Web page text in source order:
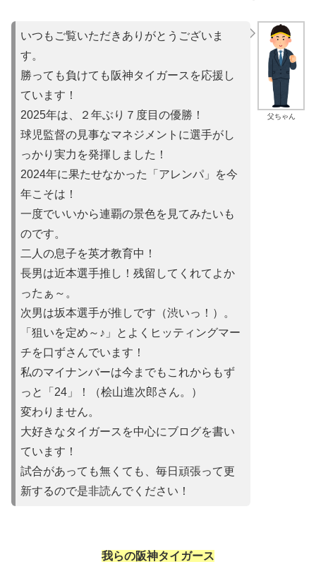
父ちゃん
いつもご覧いただきありがとうございま
す。
勝っても負けても阪神タイガースを応援し
ています！
2025年は、２年ぶり７度目の優勝！
球児監督の見事なマネジメントに選手がし
っかり実力を発揮しました！
2024年に果たせなかった「アレンパ」を今
年こそは！
一度でいいから連覇の景色を見てみたいも
のです。
二人の息子を英才教育中！
長男は近本選手推し！残留してくれてよか
ったぁ～。
次男は坂本選手が推しです（渋いっ！）。
「狙いを定め～♪」とよくヒッティングマー
チを口ずさんでいます！
私のマイナンバーは今までもこれからもず
っと「24」！（桧山進次郎さん。）
変わりません。
大好きなタイガースを中心にブログを書い
ています！
試合があっても無くても、毎日頑張って更
新するので是非読んでください！
我らの阪神タイガース